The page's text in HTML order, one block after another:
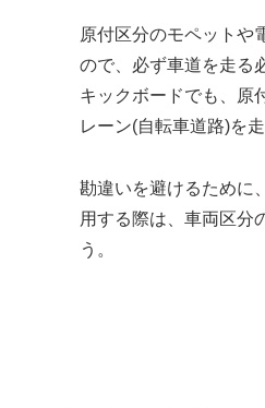
原付区分のモペットや
ので、必ず車道を走る
キックボードでも、原
レーン(自転車道路)を走
勘違いを避けるために
用する際は、車両区分
う。